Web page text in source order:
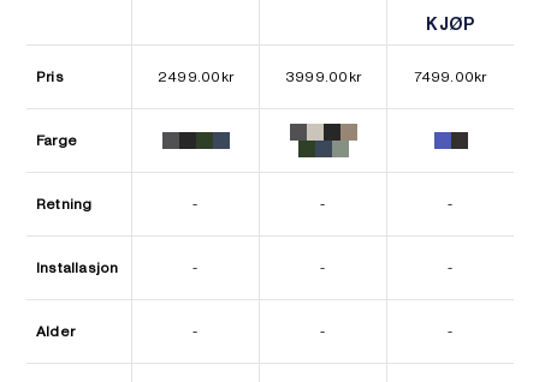
KJØP
KJØP
Pris 2499.00 kr 3999.00 kr 7499.00kr
Farge
Retning - - -
Installasjon - - -
Alder - - -